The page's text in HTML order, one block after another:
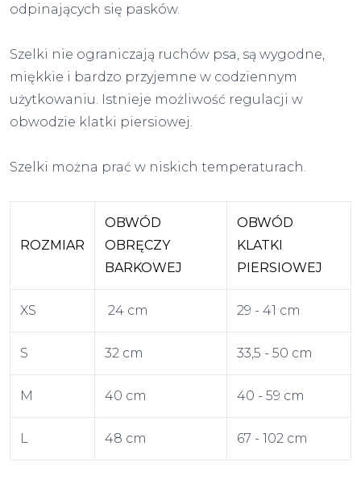
odpinających się pasków.
Szelki nie ograniczają ruchów psa, są wygodne,
miękkie i bardzo przyjemne w codziennym
użytkowaniu. Istnieje możliwość regulacji w
obwodzie klatki piersiowej.
Szelki można prać w niskich temperaturach.
ROZMIAR
OBWÓD
OBRĘCZY
BARKOWEJ
OBWÓD
KLATKI
PIERSIOWEJ
XS 24 cm 29 - 41 cm
S 32 cm 33,5 - 50 cm
M 40 cm 40 - 59 cm
L 48 cm 67 - 102 cm